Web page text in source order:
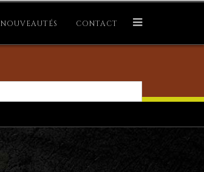
NOUVEAUTÉS CONTACT